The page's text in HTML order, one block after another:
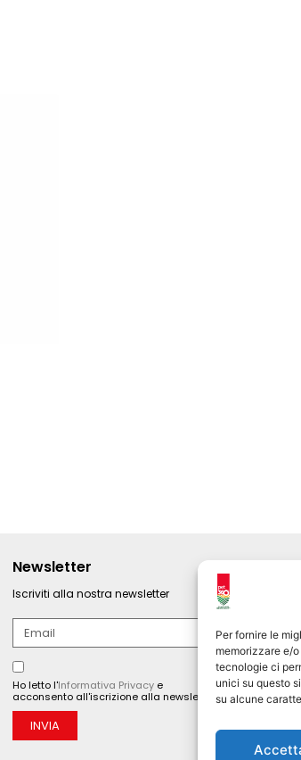
Per fornire le
memorizzare e/
tecnologie ci
unici su questo
su alcune
Newsletter
Iscriviti alla nostra newsletter
Ho letto l'Informativa Privacy e
acconsento all'iscrizione alla newsletter.
INVIA